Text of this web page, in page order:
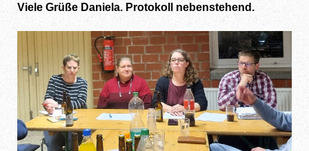
Viele Grüße Daniela. Protokoll nebenstehend.